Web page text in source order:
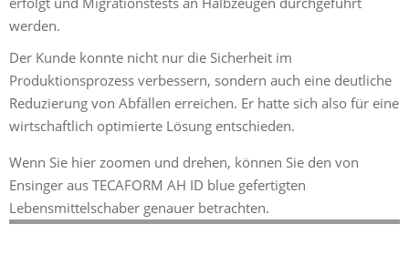
werden.
Der Kunde konnte nicht nur die Sicherheit im
Produktionsprozess verbessern, sondern auch eine deutliche
Reduzierung von Abfällen erreichen. Er hatte sich also für eine
wirtschaftlich optimierte Lösung entschieden.
Wenn Sie hier zoomen und drehen, können Sie den von
Ensinger aus TECAFORM AH ID blue gefertigten
Lebensmittelschaber genauer betrachten.